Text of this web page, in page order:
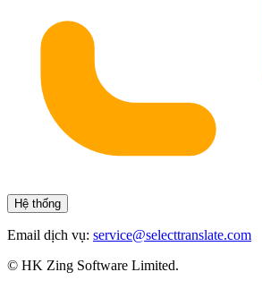
Hệ thống
Email dịch vụ: service@selecttranslate.com
© HK Zing Software Limited.